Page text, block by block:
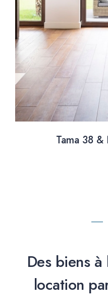
Tama 38
Des biens
location